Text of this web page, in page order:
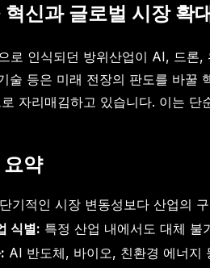
신과 글로벌 시장 확
로 인식되던 방위산업이 AI, 드론
술 등은 미래 전장의 판도를 바꿀
자리매김하고 있습니다. 이는
약
단기적인 시장 변동성보다 산업의
식별: 특정 산업 내에서도 대체 불
AI 반도체, 바이오, 친환경 에너지